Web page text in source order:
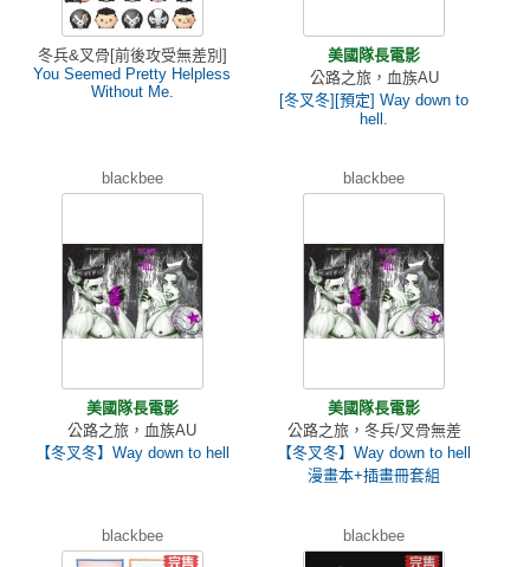
冬兵&叉骨[前後攻受無差別]
You Seemed Pretty Helpless
Without Me.
美國隊長電影
公路之旅，血族AU
[冬叉冬][預定] Way down to
hell.
blackbee
美國隊長電影
公路之旅，血族AU
【冬叉冬】Way down to hell
blackbee
美國隊長電影
公路之旅，冬兵/叉骨無差
【冬叉冬】Way down to hell
漫畫本+插畫冊套組
blackbee blackbee